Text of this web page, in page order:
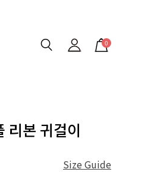
0
리본 귀걸이
Size Guide